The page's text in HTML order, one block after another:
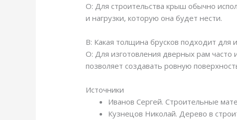
О: Для строительства крыш обычно
и нагрузки, которую она будет нести.
В: Какая толщина брусков подходит для
О: Для изготовления дверных рам
позволяет создавать ровную
Источники
Иванов Сергей. Строительные
Кузнецов Николай. Дерево в